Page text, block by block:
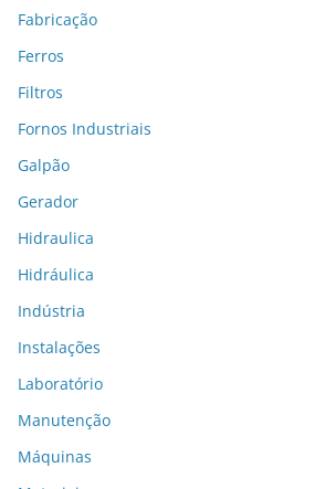
Fabricação
Ferros
Filtros
Fornos Industriais
Galpão
Gerador
Hidraulica
Hidráulica
Indústria
Instalações
Laboratório
Manutenção
Máquinas